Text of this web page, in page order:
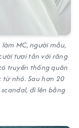
MC, người mẫu,
tươi tắn với răng
truyền thống quân
từ nhỏ. Sau hơn 20
đi lên bằng